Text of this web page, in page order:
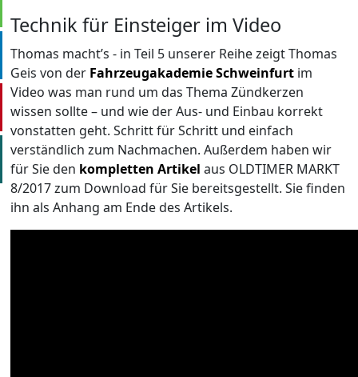
Technik für Einsteiger im Video
Thomas macht’s - in Teil 5 unserer Reihe zeigt Thomas
Geis von der Fahrzeugakademie Schweinfurt im
Video was man rund um das Thema Zündkerzen
wissen sollte – und wie der Aus- und Einbau korrekt
vonstatten geht. Schritt für Schritt und einfach
verständlich zum Nachmachen. Außerdem haben wir
für Sie den kompletten Artikel aus OLDTIMER MARKT
8/2017 zum Download für Sie bereitsgestellt. Sie finden
ihn als Anhang am Ende des Artikels.